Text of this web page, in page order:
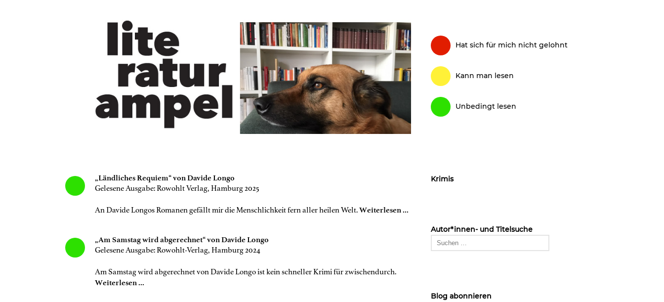
„Ländliches Requiem“ von Davide Longo
Gelesene Ausgabe: Rowohlt Verlag, Hamburg 2025
An Davide Longos Romanen gefällt mir die Menschlichkeit fern aller heilen Welt.Weiterlesen ...
„Am Samstag wird abgerechnet“ von Davide Longo
Gelesene Ausgabe: Rowohlt-Verlag, Hamburg 2024
Am Samstag wird abgerechnet von Davide Longo ist kein schneller Krimi für zwischendurch.
Weiterlesen ...
Hat sich für mich nicht gelohnt
Kann man lesen
Unbedingt lesen
Krimis
Autor*innen- und Titelsuche
Blog abonnieren